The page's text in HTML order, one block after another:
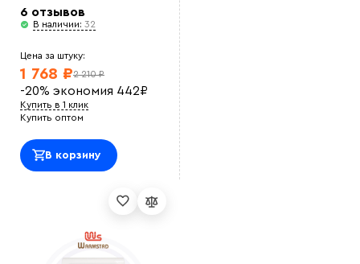
6 отзывов
В наличии: 32
Цена за штуку:
2 210 ₽
1 768 ₽
-20% экономия 442₽
Купить в 1 клик
Купить оптом
В корзину